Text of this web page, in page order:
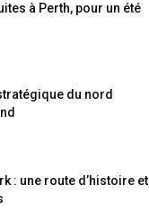
à Perth, pour un été
du nord
: une route d’histoire et